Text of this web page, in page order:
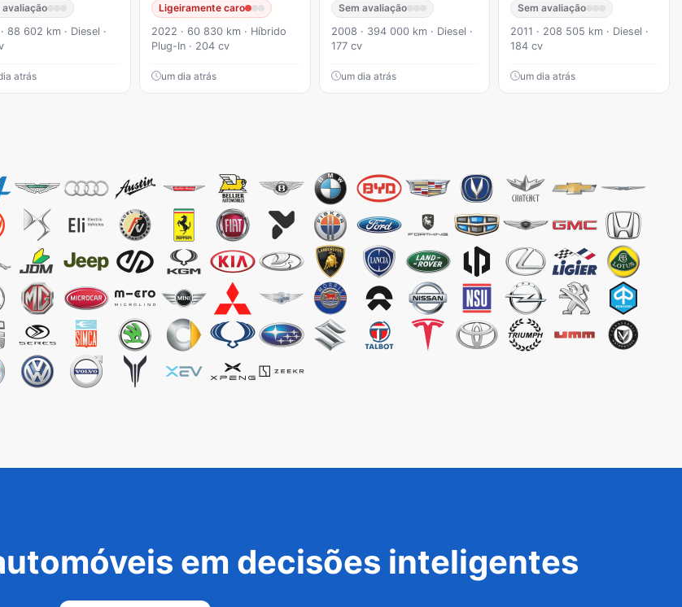
avaliação
88 602 km · Diesel ·
atrás
Ligeiramente caro
2022 · 60 830 km · Híbrido
Plug-In · 204 cv
um dia atrás
Sem avaliação
2008 · 394 000 km · Diesel ·
177 cv
um dia atrás
Sem avaliação
2011 · 208 505 km · Diesel ·
184 cv
um dia atrás
em decisões inteligentes